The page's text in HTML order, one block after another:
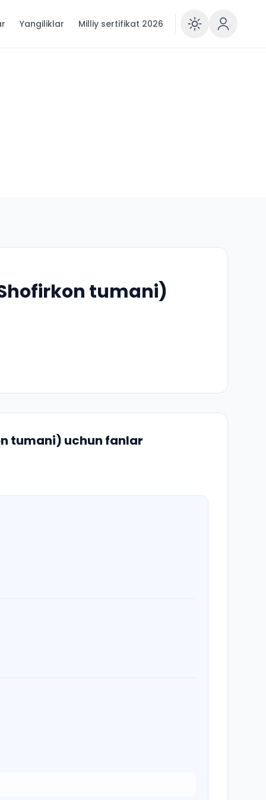
Yangiliklar Milliy sertifikat 2026
tumani)
tumani) uchun fanlar